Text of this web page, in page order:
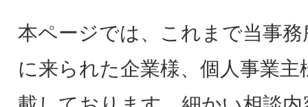
本ページでは、これまで当事
に来られた企業様、個人事業主